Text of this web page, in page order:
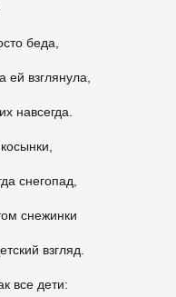
беда,
ей взглянула,
навсегда.
снегопад,
снежинки
взгляд.
все дети: